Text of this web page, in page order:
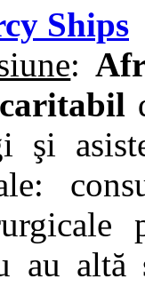
Ships
:
şi
au altă